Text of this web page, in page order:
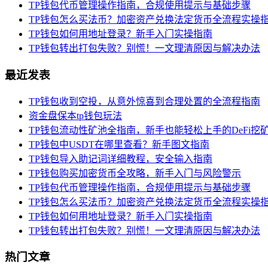
TP钱包代币管理操作指南，合规使用提示与基础步骤
TP钱包怎么买法币？加密资产兑换法定货币全流程实操
TP钱包如何用地址登录？新手入门实操指南
TP钱包转出打包失败？别慌！一文理清原因与解决办法
最近发表
TP钱包收到空投，从意外惊喜到合理处置的全流程指南
资金盘保本tp钱包玩法
TP钱包流动性矿池全指南，新手也能轻松上手的DeFi挖
TP钱包中USDT在哪里查看？新手图文指南
TP钱包导入助记词详细教程，安全输入指南
TP钱包购买加密货币全攻略，新手入门与风险警示
TP钱包代币管理操作指南，合规使用提示与基础步骤
TP钱包怎么买法币？加密资产兑换法定货币全流程实操
TP钱包如何用地址登录？新手入门实操指南
TP钱包转出打包失败？别慌！一文理清原因与解决办法
热门文章